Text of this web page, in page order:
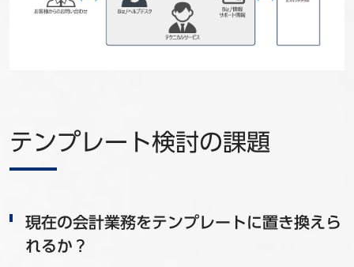
テンプレート検討の課題
現在の会計業務をテンプレートに置き換えら
れるか？